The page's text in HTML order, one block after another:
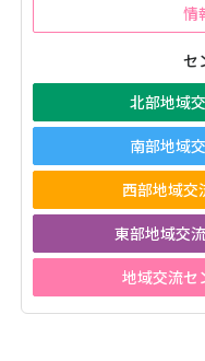
情
セ
北部地域
南部地域
西部地域交
東部地域交
地域交流セ